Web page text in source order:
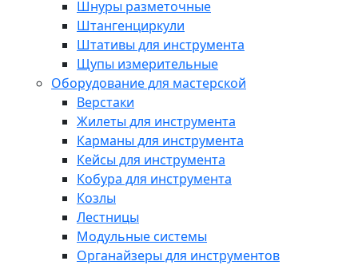
Шнуры разметочные
Штангенциркули
Штативы для инструмента
Щупы измерительные
Оборудование для мастерской
Верстаки
Жилеты для инструмента
Карманы для инструмента
Кейсы для инструмента
Кобура для инструмента
Козлы
Лестницы
Модульные системы
Органайзеры для инструментов